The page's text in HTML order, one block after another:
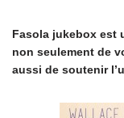
Fasola jukebox est
non seulement de
aussi de soutenir